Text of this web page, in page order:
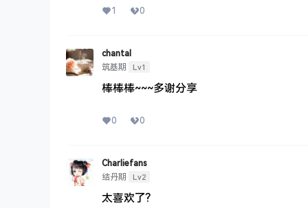
1 0
chantal
筑基期
Lv1
棒棒棒~~~多谢分享
0 0
Charliefans
结丹期
Lv2
太喜欢了?